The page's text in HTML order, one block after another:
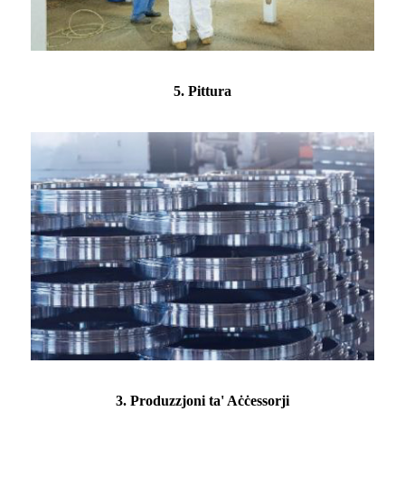
5. Pittura
3. Produzzjoni ta' Aċċessorji